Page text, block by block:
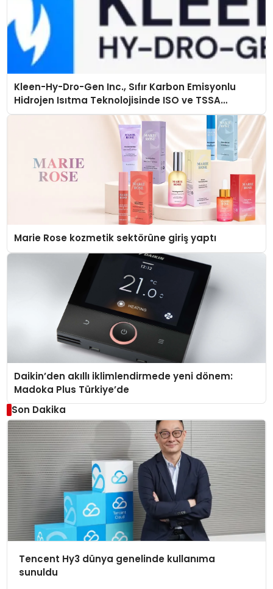
Kleen-Hy-Dro-Gen Inc., Sıfır Karbon Emisyonlu
Hidrojen Isıtma Teknolojisinde ISO ve TSSA
Düzenleyici Onaylarını Aldı
Marie Rose kozmetik sektörüne giriş yaptı
Daikin’den akıllı iklimlendirmede yeni dönem:
Madoka Plus Türkiye’de
Son Dakika
Tencent Hy3 dünya genelinde kullanıma
sunuldu